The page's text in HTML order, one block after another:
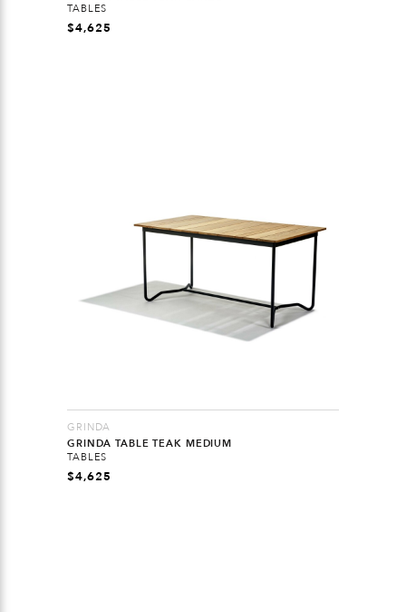
TABLES
$4,625
GRINDA
GRINDA TABLE TEAK MEDIUM
TABLES
$4,625